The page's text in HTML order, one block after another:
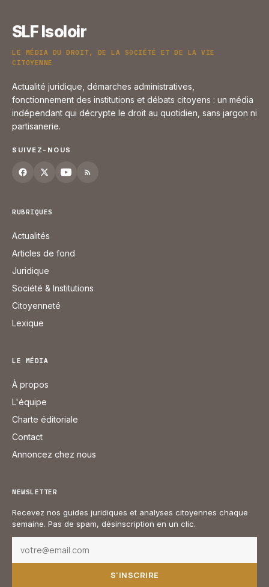
SLF Isoloir
LE MÉDIA DU DROIT, DE LA SOCIÉTÉ ET DE LA VIE
CITOYENNE
Actualité juridique, démarches administratives,
fonctionnement des institutions et débats citoyens : un média
indépendant qui décrypte le droit au quotidien, sans jargon ni
partisanerie.
SUIVEZ-NOUS
RUBRIQUES
Actualités
Articles de fond
Juridique
Société & Institutions
Citoyenneté
Lexique
LE MÉDIA
À propos
L'équipe
Charte éditoriale
Contact
Annoncez chez nous
NEWSLETTER
Recevez nos guides juridiques et analyses citoyennes chaque
semaine. Pas de spam, désinscription en un clic.
S'INSCRIRE